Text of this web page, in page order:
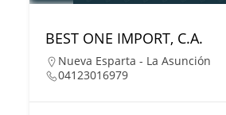
BEST ONE IMPORT, C.A.
Nueva Esparta - La Asunción
04123016979